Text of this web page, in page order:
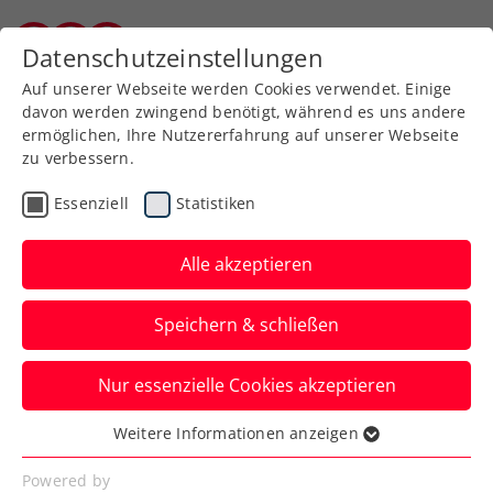
Zurück zur Newsübersicht
ATP
French Open: Misolic
gewinnt ÖTV-Duell mit
Neumayer in der
Qualifikation
Auch Jurij Rodionov steht beim Grand
Slam in Paris in der dritten und letzten
Runde der Vorausscheidung.
Datenschutzeinstellungen
Auf unserer Webseite werden Cookies verwendet. Einige
davon werden zwingend benötigt, während es uns andere
ermöglichen, Ihre Nutzererfahrung auf unserer Webseite
zu verbessern.
Essenziell Statistiken
Alle akzeptieren
Speichern & schließen
Nur essenzielle Cookies akzeptieren
Essenziell
Essenzielle Cookies werden für grundlegende
Weitere Informationen anzeigen
Powered by